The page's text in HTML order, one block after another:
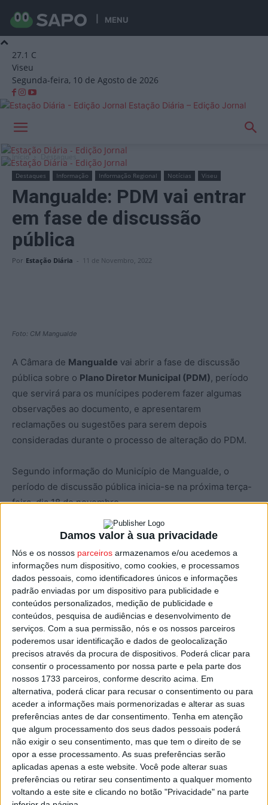
Damos valor à sua privacidade
Nós e os nossos parceiros armazenamos e/ou acedemos a
informações num dispositivo, como cookies, e processamos
dados pessoais, como identificadores únicos e informações
padrão enviadas por um dispositivo para publicidade e
conteúdos personalizados, medição de publicidade e
conteúdos, pesquisa de audiências e desenvolvimento de
serviços. Com a sua permissão, nós e os nossos parceiros
poderemos usar identificação e dados de geolocalização
precisos através da procura de dispositivos. Poderá clicar para
consentir o processamento por nossa parte e pela parte dos
nossos 1733 parceiros, conforme descrito acima. Em
alternativa, poderá clicar para recusar o consentimento ou para
aceder a informações mais pormenorizadas e alterar as suas
preferências antes de dar consentimento. Tenha em atenção
que algum processamento dos seus dados pessoais poderá
não exigir o seu consentimento, mas que tem o direito de se
opor a esse processamento. As suas preferências serão
aplicadas apenas a este website. Você pode alterar suas
preferências ou retirar seu consentimento a qualquer momento
voltando a este site e clicando no botão "Privacidade" na parte
MENU
27.1 C
Viseu
Segunda-feira, 10 de Agosto de 2026
Estação Diária – Edição Jornal
Início Destaques
Destaques Informação Informação Regional Notícias Viseu
Mangualde: PDM vai entrar
em fase de discussão
pública
Por Estação Diária - 11 de Novembro, 2022
Foto: CM Mangualde
A Câmara de Mangualde vai abrir a fase de discussão
pública sobre o Plano Diretor Municipal (PDM), período
que servirá para os munícipes poderem fazer algumas
observações ao documento, e apresentarem
reclamações ou sugestões para serem depois
consideradas durante o processo de alteração do PDM.
Segundo informação do Município de Mangualde, o
período de discussão pública inicia-se na próxima terça-
feira, dia 18 de novembro,
Para esta fase de alteração do PDM, estão a ser
ponderadas alterações sobre delimitação do solo urbano,
total ou parcialmente urbanizado ou edificado, que vão
ser regra no futuro de curto prazo ao nível da construção
de imóveis.
Esta e outras notícias para ouvir na Estação Diária – 96.8
FM ou em www.968.fm
PDM